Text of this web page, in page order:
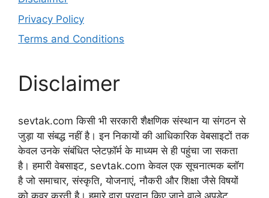
Privacy Policy
Terms and Conditions
Disclaimer
sevtak.com किसी भी सरकारी शैक्षणिक संस्थान या संगठन से
जुड़ा या संबद्ध नहीं है। इन निकायों की आधिकारिक वेबसाइटों तक
केवल उनके संबंधित प्लेटफ़ॉर्म के माध्यम से ही पहुंचा जा सकता
है। हमारी वेबसाइट, sevtak.com केवल एक सूचनात्मक ब्लॉग
है जो समाचार, संस्कृति, योजनाएं, नौकरी और शिक्षा जैसे विषयों